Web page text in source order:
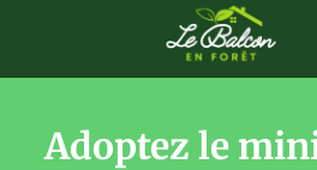
Adoptez le